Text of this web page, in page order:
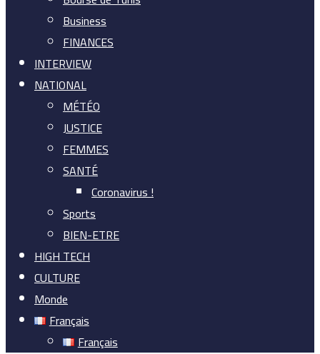
Business
FINANCES
INTERVIEW
NATIONAL
MÉTÉO
JUSTICE
FEMMES
SANTÉ
Coronavirus !
Sports
BIEN-ETRE
HIGH TECH
CULTURE
Monde
Français
Français